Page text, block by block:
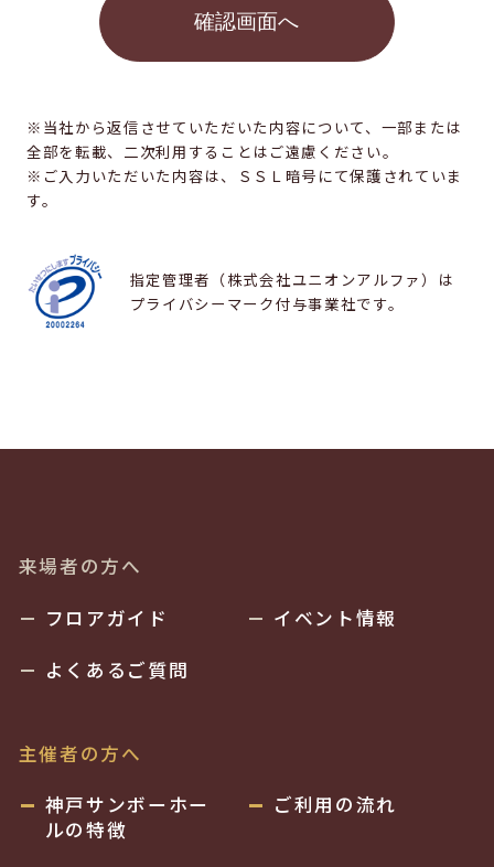
※当社から返信させていただいた内容について、一部または
全部を転載、二次利用することはご遠慮ください。
※ご入力いただいた内容は、ＳＳＬ暗号にて保護されていま
す。
指定管理者（株式会社ユニオンアルファ）は
プライバシーマーク付与事業社です。
来場者の方へ
フロアガイド
イベント情報
よくあるご質問
主催者の方へ
神戸サンボーホー
ルの特徴
ご利用の流れ